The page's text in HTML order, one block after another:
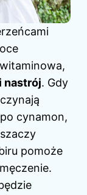
nastrój. Gdy
cynamon,
pomoże